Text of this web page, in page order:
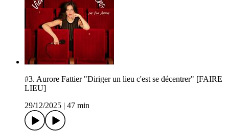
#3. Aurore Fattier "Diriger un lieu c'est se décentrer" [FAIRE
LIEU]
29/12/2025
47 min